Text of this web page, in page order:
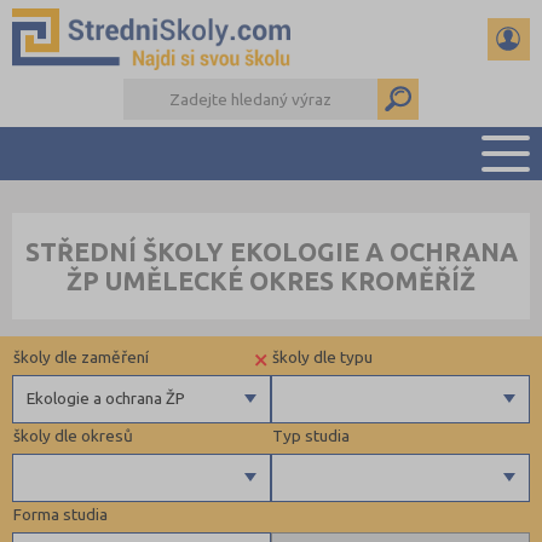
PŘÍPRAVA NA PŘIJÍMAČKY
DŮLEŽITÉ TERMÍNY
DALŠÍ DRUHY ŠKOL
STŘEDNÍ ŠKOLY EKOLOGIE A OCHRANA
ŽP UMĚLECKÉ OKRES KROMĚŘÍŽ
Forma studia
Typ studia
školy dle okresů
školy dle typu
×
Ekologie a ochrana ŽP
školy dle zaměření
Gymnázia
6 letá gymnázia